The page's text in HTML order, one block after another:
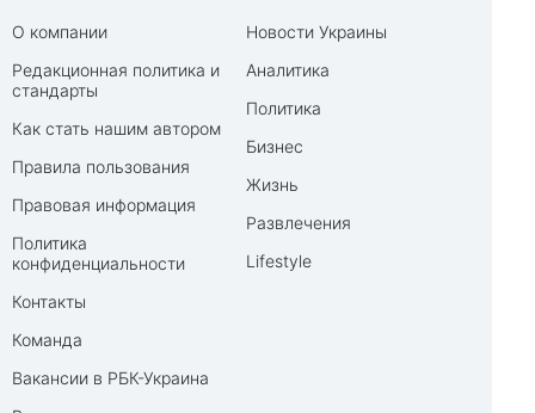
О компании
Редакционная политика и
стандарты
Как стать нашим автором
Правила пользования
Правовая информация
Политика
конфиденциальности
Контакты
Команда
Вакансии в РБК-Украина
Новости Украины
Аналитика
Политика
Бизнес
Жизнь
Развлечения
Lifestyle